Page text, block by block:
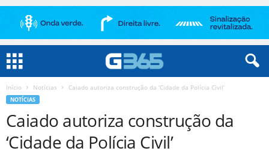
Início Notícias Caiado autoriza construção da ‘Cidade da Polícia Civil’
NOTÍCIAS
Caiado autoriza construção da
‘Cidade da Polícia Civil’